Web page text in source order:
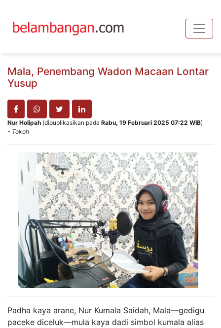
Mala, Penembang Wadon Macaan Lontar
Yusup
Nur Holipah (dipublikasikan pada Rabu, 19 Februari 2025 07:22 WIB)
- Tokoh
Padha kaya arane, Nur Kumala Saidah, Mala—gedigu
paceke diceluk—mula kaya dadi simbol kumala alias